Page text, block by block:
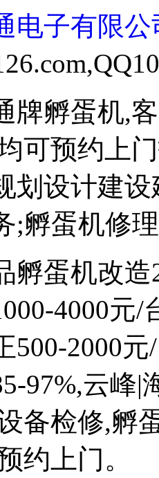
电子有限公
牌孵蛋机,
可预约上
划设计建
;孵蛋机修
孵蛋机改
4000元
500-2000
97%,云峰|
备检修,孵
约上门。